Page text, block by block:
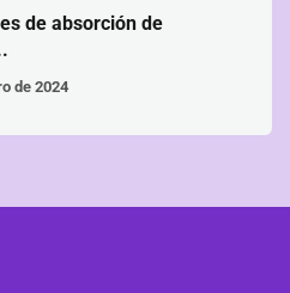
de absorción de
de 2024